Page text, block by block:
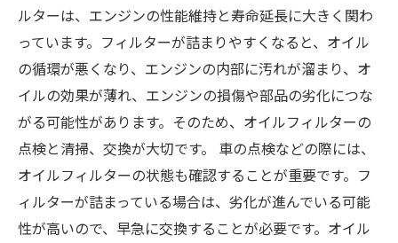
ルターは、エンジンの性能維持と寿命延長に大きく関わ
っています。フィルターが詰まりやすくなると、オイル
の循環が悪くなり、エンジンの内部に汚れが溜まり、オ
イルの効果が薄れ、エンジンの損傷や部品の劣化につな
がる可能性があります。そのため、オイルフィルターの
点検と清掃、交換が大切です。 車の点検などの際には、
オイルフィルターの状態も確認することが重要です。フ
ィルターが詰まっている場合は、劣化が進んでいる可能
性が高いので、早急に交換することが必要です。オイル